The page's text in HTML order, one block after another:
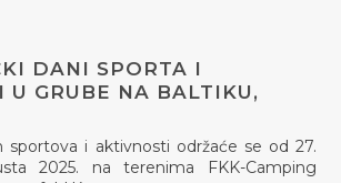
DANI SPORTA I
U GRUBE NA BALTIKU,
sportova i aktivnosti održaće se od 27.
2025. na terenima FKK-Camping